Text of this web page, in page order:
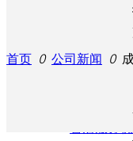
· 新型储
售后服务
首页 ꄲ 公司新闻 ꄲ